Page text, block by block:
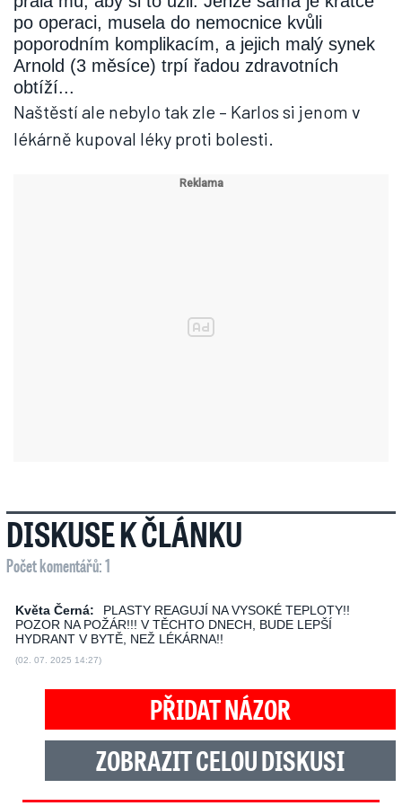
po operaci, musela do nemocnice kvůli
poporodním komplikacím, a jejich malý synek
Arnold (3 měsíce) trpí řadou zdravotních
obtíží...
Naštěstí ale nebylo tak zle – Karlos si jenom v
lékárně kupoval léky proti bolesti.
DISKUSE K ČLÁNKU
Počet komentářů: 1
Květa Černá:
PLASTY REAGUJÍ NA VYSOKÉ TEPLOTY!!
POZOR NA POŽÁR!!! V TĚCHTO DNECH, BUDE LEPŠÍ
HYDRANT V BYTĚ, NEŽ LÉKÁRNA!!
(02. 07. 2025 14:27)
PŘIDAT NÁZOR
ZOBRAZIT CELOU DISKUSI